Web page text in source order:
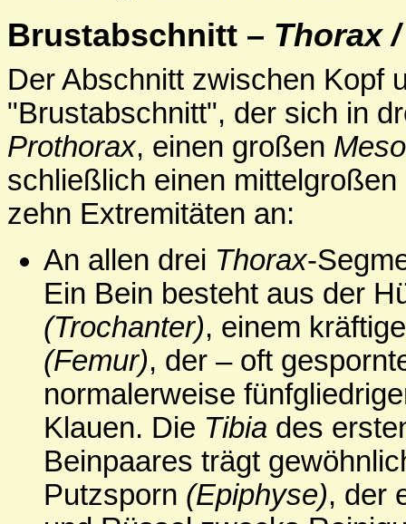
Brustabschnitt – Thorax
Der Abschnitt zwischen Kopf
"Brustabschnitt", der sich in
Prothorax, einen großen
schließlich einen mittelgroßen
zehn Extremitäten an:
An allen drei Thorax-
Ein Bein besteht aus der
(Trochanter), einem
(Femur), der – oft
normalerweise
Klauen. Die Tibia des
Beinpaares trägt
Putzsporn (Epiphyse), der